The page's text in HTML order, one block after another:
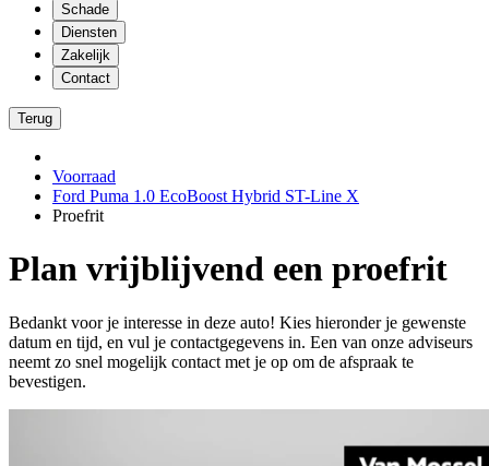
Schade
Diensten
Zakelijk
Contact
Terug
Voorraad
Ford Puma 1.0 EcoBoost Hybrid ST-Line X
Proefrit
Plan vrijblijvend een proefrit
Bedankt voor je interesse in deze auto! Kies hieronder je gewenste
datum en tijd, en vul je contactgegevens in. Een van onze adviseurs
neemt zo snel mogelijk contact met je op om de afspraak te
bevestigen.